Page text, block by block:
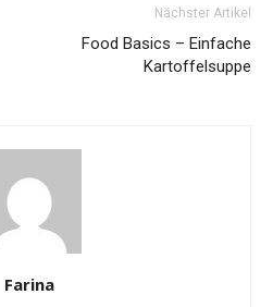
Nächster Artikel
Food Basics – Einfache
Kartoffelsuppe
Farina